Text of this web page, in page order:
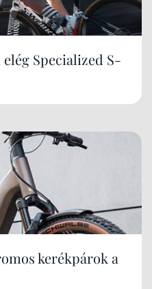
elég Specialized S-
kerékpárok a